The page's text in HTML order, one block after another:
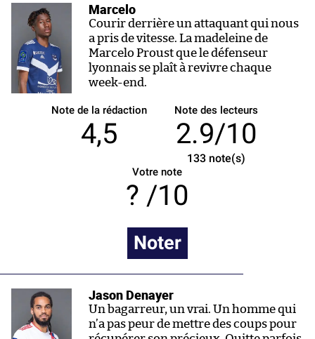
Marcelo
Courir derrière un attaquant qui nous
a pris de vitesse. La madeleine de
Marcelo Proust que le défenseur
lyonnais se plaît à revivre chaque
week-end.
Note de la rédaction
4,5
Note des lecteurs
2.9/10
133note(s)
Votre note
/10
Noter
Jason Denayer
Un bagarreur, un vrai. Un homme qui
n’a pas peur de mettre des coups pour